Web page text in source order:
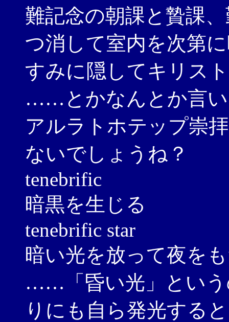
難記念の朝課と贄課
つ消して室内を次第
すみに隠してキリス
……とかなんとか言い
アルラトホテップ崇
ないでしょうね？
tenebrific
暗黒を生じる
tenebrific star
暗い光を放って夜を
……「昏い光」という
りにも自ら発光する